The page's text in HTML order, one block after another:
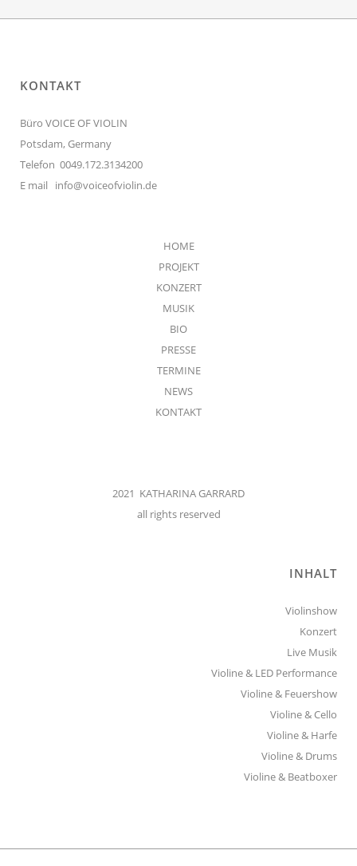
KONTAKT
Büro VOICE OF VIOLIN
Potsdam, Germany
Telefon 0049.172.3134200
E mail info@voiceofviolin.de
HOME
PROJEKT
KONZERT
MUSIK
BIO
PRESSE
TERMINE
NEWS
KONTAKT
2021 KATHARINA GARRARD
all rights reserved
INHALT
Violinshow
Konzert
Live Musik
Violine & LED Performance
Violine & Feuershow
Violine & Cello
Violine & Harfe
Violine & Drums
Violine & Beatboxer